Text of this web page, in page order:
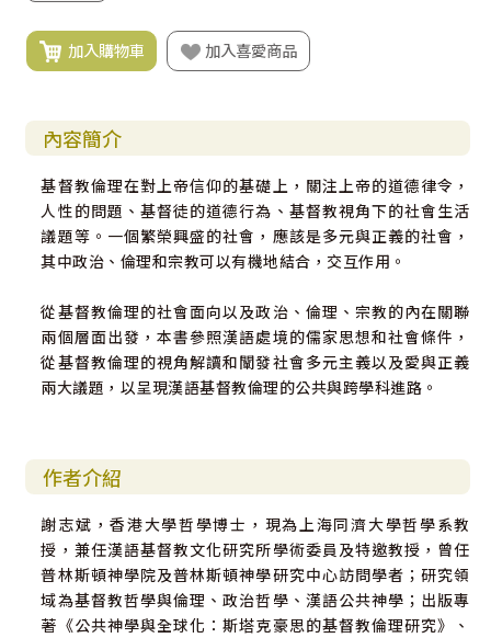
加入購物車 加入喜愛商品
內容簡介
基督教倫理在對上帝信仰的基礎上，關注上帝的道德律令，
人性的問題、基督徒的道德行為、基督教視角下的社會生活
議題等。一個繁榮興盛的社會，應該是多元與正義的社會，
其中政治、倫理和宗教可以有機地結合，交互作用。
從基督教倫理的社會面向以及政治、倫理、宗教的內在關聯
兩個層面出發，本書參照漢語處境的儒家思想和社會條件，
從基督教倫理的視角解讀和闡發社會多元主義以及愛與正義
兩大議題，以呈現漢語基督教倫理的公共與跨學科進路。
作者介紹
謝志斌，香港大學哲學博士，現為上海同濟大學哲學系教
授，兼任漢語基督教文化研究所學術委員及特邀教授，曾任
普林斯頓神學院及普林斯頓神學研究中心訪問學者；研究領
域為基督教哲學與倫理、政治哲學、漢語公共神學；出版專
著《公共神學與全球化：斯塔克豪思的基督教倫理研究》、